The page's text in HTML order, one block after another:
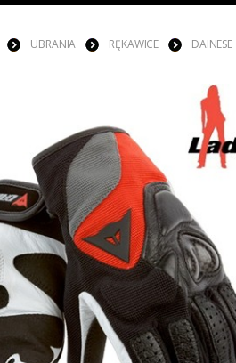
UBRANIA RĘKAWICE DAINESE